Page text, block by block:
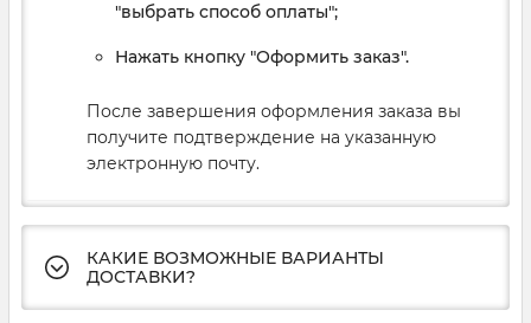
"выбрать способ оплаты";
Нажать кнопку "Оформить заказ".
После завершения оформления заказа вы
получите подтверждение на указанную
электронную почту.
КАКИЕ ВОЗМОЖНЫЕ ВАРИАНТЫ
ДОСТАВКИ?